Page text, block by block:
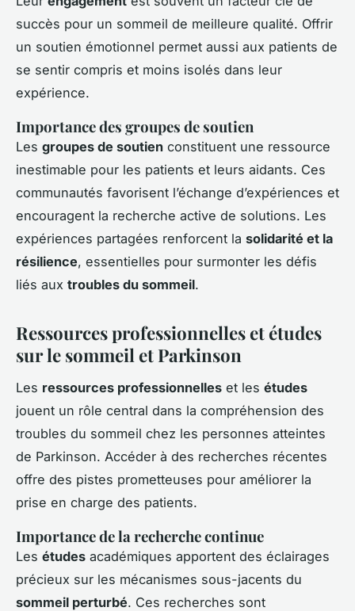
succès pour un sommeil de meilleure qualité. Offrir
un soutien émotionnel permet aussi aux patients de
se sentir compris et moins isolés dans leur
expérience.
Importance des groupes de soutien
Les groupes de soutien constituent une ressource
inestimable pour les patients et leurs aidants. Ces
communautés favorisent l’échange d’expériences et
encouragent la recherche active de solutions. Les
expériences partagées renforcent la solidarité et la
résilience, essentielles pour surmonter les défis
liés aux troubles du sommeil.
Ressources professionnelles et études
sur le sommeil et Parkinson
Les ressources professionnelles et les études
jouent un rôle central dans la compréhension des
troubles du sommeil chez les personnes atteintes
de Parkinson. Accéder à des recherches récentes
offre des pistes prometteuses pour améliorer la
prise en charge des patients.
Importance de la recherche continue
Les études académiques apportent des éclairages
précieux sur les mécanismes sous-jacents du
sommeil perturbé. Ces recherches sont